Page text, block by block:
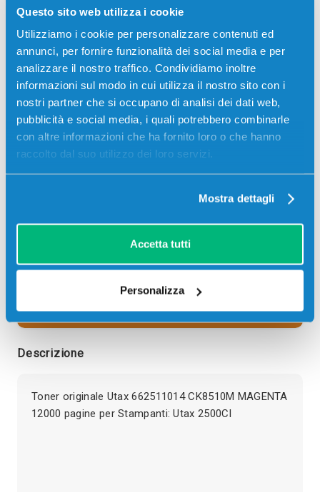
Questo sito web utilizza i cookie
Utilizziamo i cookie per personalizzare contenuti ed
annunci, per fornire funzionalità dei social media e per
analizzare il nostro traffico. Condividiamo inoltre
informazioni sul modo in cui utilizza il nostro sito con i
nostri partner che si occupano di analisi dei dati web,
pubblicità e social media, i quali potrebbero combinarle
con altre informazioni che ha fornito loro o che hanno
raccolto dal suo utilizzo dei loro servizi.
Mostra dettagli
Accetta tutti
Personalizza
CK8510M MAGENTA
Codice:662511014.C
Toner compatibile Utax 662511014 CK8510M MAGENTA
12000 pagine per Stampanti: Utax 2500CI
55,00€
CONSEGNA IN 3-5 GIORNI
SCADE TRA:
giorni ore min sec
Più acquisti, più risparmi:Visita la pagina prodotto per
visualizzare l'offerta
Descrizione
Toner originale Utax 662511014 CK8510M MAGENTA
12000 pagine per Stampanti: Utax 2500CI